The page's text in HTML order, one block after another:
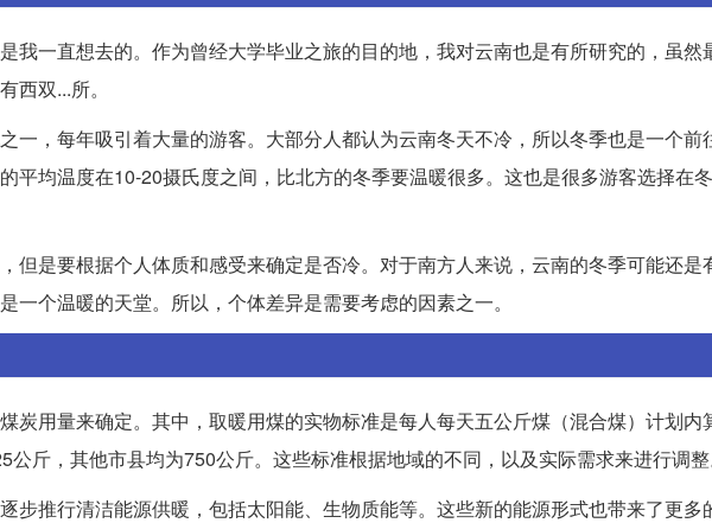
我一直想去的。作为曾经大学毕业之旅的目的地，我对云南也是有所研究的，虽然
西双...所。
一，每年吸引着大量的游客。大部分人都认为云南冬天不冷，所以冬季也是一个前
平均温度在10-20摄氏度之间，比北方的冬季要温暖很多。这也是很多游客选择在
但是要根据个人体质和感受来确定是否冷。对于南方人来说，云南的冬季可能还是
一个温暖的天堂。所以，个体差异是需要考虑的因素之一。
炭用量来确定。其中，取暖用煤的实物标准是每人每天五公斤煤（混合煤）计划内
斤，其他市县均为750公斤。这些标准根据地域的不同，以及实际需求来进行调整
步推行清洁能源供暖，包括太阳能、生物质能等。这些新的能源形式也带来了更多